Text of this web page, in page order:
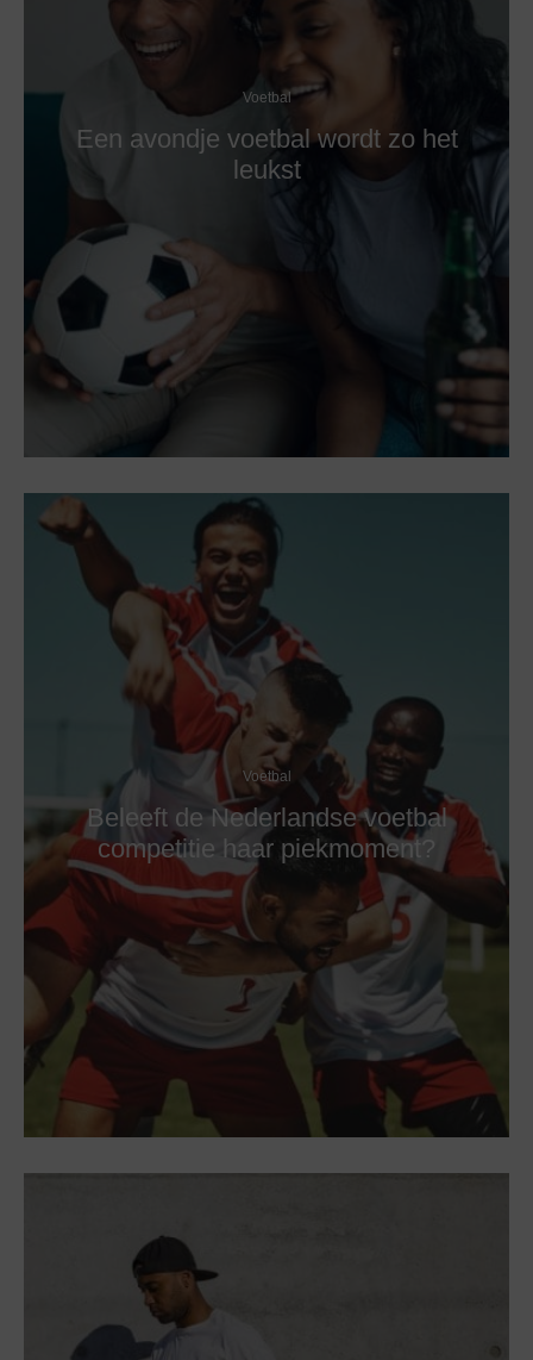
Voetbal
Een avondje voetbal wordt zo het
leukst
Voetbal
Beleeft de Nederlandse voetbal
competitie haar piekmoment?